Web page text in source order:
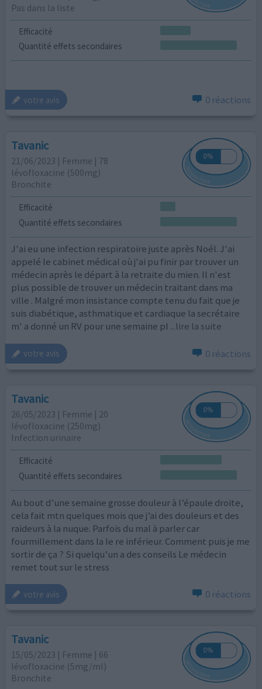
Pas dans la liste
Efficacité
Quantité effets secondaires
votre avis 0 réactions
Tavanic
21/06/2023 | Femme | 78
lévofloxacine (500mg)
Bronchite
Efficacité
Quantité effets secondaires
J'ai eu une infection respiratoire juste après Noél. J'ai
appelé le cabinet médical où j'ai pu finir par trouver un
médecin après le départ à la retraite du mien. Il n'est
plus possible de trouver un médecin traitant dans ma
ville . Malgré mon insistance compte tenu du fait que je
suis diabétique, asthmatique et cardiaque la secrétaire
m' a donné un RV pour une semaine pl ...lire la suite
votre avis 0 réactions
Tavanic
26/05/2023 | Femme | 20
lévofloxacine (250mg)
Infection urinaire
Efficacité
Quantité effets secondaires
Au bout d’une semaine grosse douleur à l’épaule droite,
cela fait mtn quelques mois que j’ai des douleurs et des
raideurs à la nuque. Parfois du mal à parler car
fourmillement dans la le re inférieur. Comment puis je me
sortir de ça ? Si quelqu’un a des conseils Le médecin
remet tout sur le stress
votre avis 0 réactions
Tavanic
15/05/2023 | Femme | 66
lévofloxacine (5mg/ml)
Bronchite